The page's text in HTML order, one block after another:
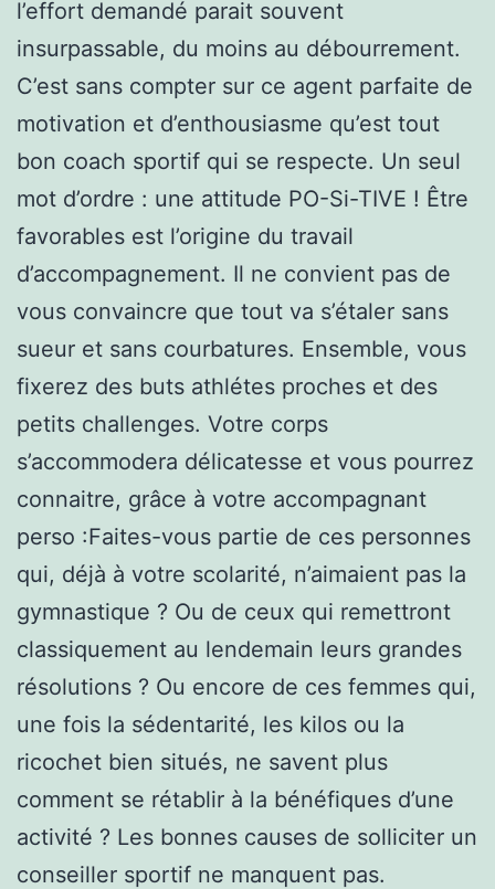
l’effort demandé parait souvent
insurpassable, du moins au débourrement.
C’est sans compter sur ce agent parfaite de
motivation et d’enthousiasme qu’est tout
bon coach sportif qui se respecte. Un seul
mot d’ordre : une attitude PO-Si-TIVE ! Être
favorables est l’origine du travail
d’accompagnement. Il ne convient pas de
vous convaincre que tout va s’étaler sans
sueur et sans courbatures. Ensemble, vous
fixerez des buts athlétes proches et des
petits challenges. Votre corps
s’accommodera délicatesse et vous pourrez
connaitre, grâce à votre accompagnant
perso :Faites-vous partie de ces personnes
qui, déjà à votre scolarité, n’aimaient pas la
gymnastique ? Ou de ceux qui remettront
classiquement au lendemain leurs grandes
résolutions ? Ou encore de ces femmes qui,
une fois la sédentarité, les kilos ou la
ricochet bien situés, ne savent plus
comment se rétablir à la bénéfiques d’une
activité ? Les bonnes causes de solliciter un
conseiller sportif ne manquent pas.